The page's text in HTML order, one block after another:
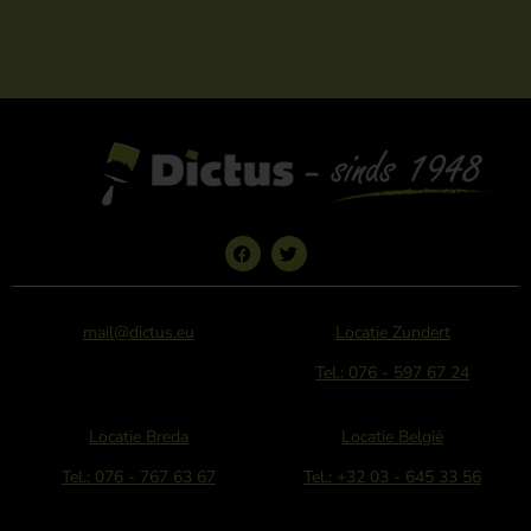
mail@dictus.eu
Locatie Zundert
Tel.: 076 - 597 67 24
Locatie Breda
Tel.: 076 - 767 63 67
Locatie België
Tel.: +32 03 - 645 33 56